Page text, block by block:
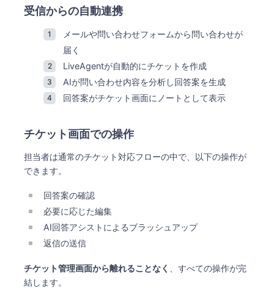
受信からの自動連携
メールや問い合わせフォームから問い合わせが
届く
LiveAgentが自動的にチケットを作成
AIが問い合わせ内容を分析し回答案を生成
回答案がチケット画面にノートとして表示
チケット画面での操作
担当者は通常のチケット対応フローの中で、以下の操作が
できます。
回答案の確認
必要に応じた編集
AI回答アシストによるブラッシュアップ
返信の送信
チケット管理画面から離れることなく
、すべての操作が完
結します。